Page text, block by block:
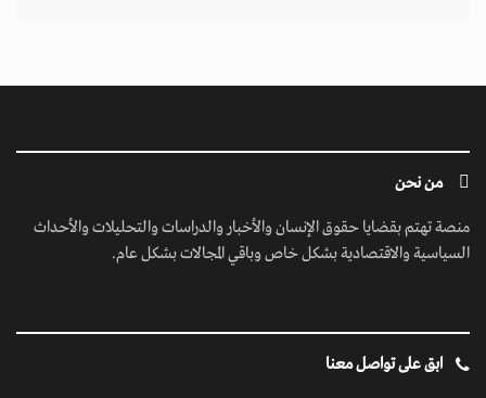
من نحن
منصة تهتم بقضايا حقوق الإنسان والأخبار والدراسات والتحليلات والأحداث
السياسية والاقتصادية بشكل خاص وباقي المجالات بشكل عام.
ابق على تواصل معنا